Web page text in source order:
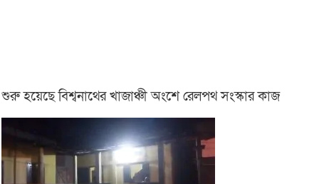
শুরু হয়েছে বিশ্বনাথের খাজাঞ্চী অংশে রেলপথ সংস্কার কাজ